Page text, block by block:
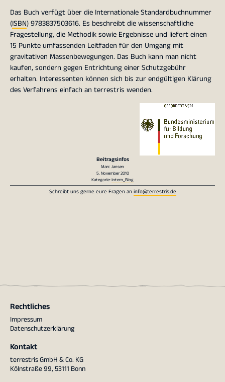
Das Buch verfügt über die Internationale Standardbuchnummer
(ISBN) 9783837503616. Es beschreibt die wissenschaftliche
Fragestellung, die Methodik sowie Ergebnisse und liefert einen
15 Punkte umfassenden Leitfaden für den Umgang mit
gravitativen Massenbewegungen. Das Buch kann man nicht
kaufen, sondern gegen Entrichtung einer Schutzgebühr
erhalten. Interessenten können sich bis zur endgültigen Klärung
des Verfahrens einfach an terrestris wenden.
Beitragsinfos
Marc Jansen
5. November 2010
Kategorie:Intern_Blog
Schreibt uns gerne eure Fragen aninfo@terrestris.de
Rechtliches
Impressum
Datenschutzerklärung
Kontakt
terrestris GmbH & Co. KG
Kölnstraße 99, 53111 Bonn